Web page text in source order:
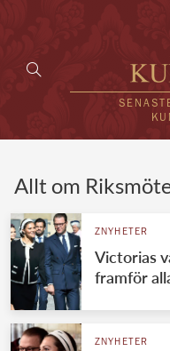
Allt om
ZNYHETER
Victorias
framför
ZNYHETER